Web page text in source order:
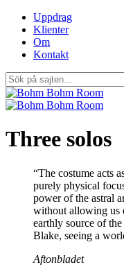
Uppdrag
Klienter
Om
Kontakt
Three solos
“The costume acts
purely physical
power of the astral
without allowing us
earthly source of
Blake, seeing a
Aftonbladet